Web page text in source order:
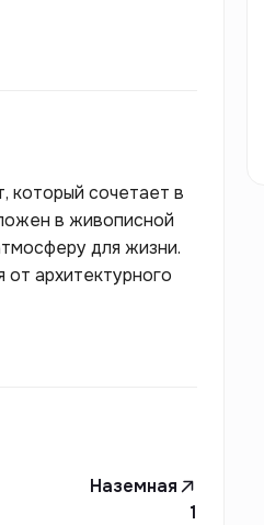
который сочетает в
в живописной
для жизни.
архитектурного
Наземная
1